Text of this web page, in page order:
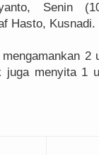
Senin
Hasto, Kusnadi.
2
menyita 1